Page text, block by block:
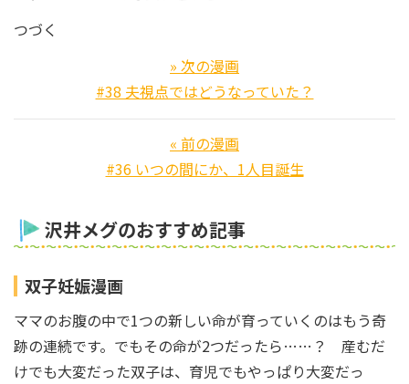
つづく
» 次の漫画
#38 夫視点ではどうなっていた？
« 前の漫画
#36 いつの間にか、1人目誕生
沢井メグのおすすめ記事
双子妊娠漫画
ママのお腹の中で1つの新しい命が育っていくのはもう奇
跡の連続です。でもその命が2つだったら……？ 産むだ
けでも大変だった双子は、育児でもやっぱり大変だっ